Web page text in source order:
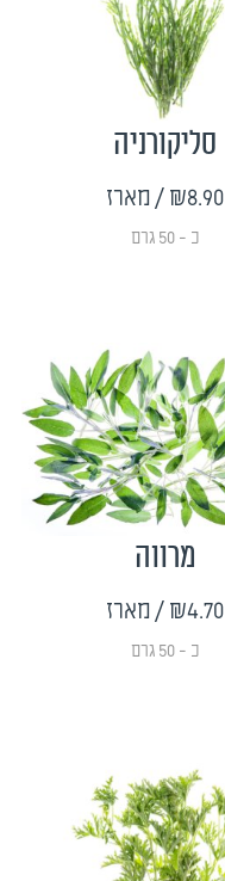
סליקורניה
₪8.90/ מארז
כ - 50 גרם
מרווה
₪4.70/ מארז
כ - 50 גרם